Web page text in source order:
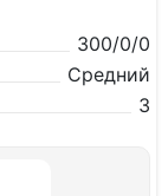
300/0/0
Средний
3